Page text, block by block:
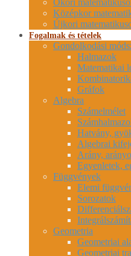
Középkor
Újkori
Fogalmak és tételek
Gondolkodási
Halmazok
Matematikai
Gráfok
Algebra
Számelmélet
Hatvány,
Algebrai
Arány,
Egyenletek,
Függvények
Elemi
Sorozatok
Geometria
Geometriai
Geometriai